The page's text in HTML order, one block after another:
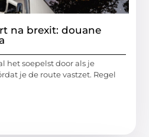
na brexit: douane
het soepelst door als je
je de route vastzet. Regel